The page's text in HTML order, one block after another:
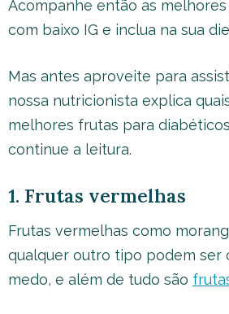
Acompanhe então as
com baixo IG e inclua na sua
Mas antes aproveite para
nossa nutricionista explica
melhores frutas para
continue a leitura.
1. Frutas vermelhas
Frutas vermelhas como
qualquer outro tipo podem ser
medo, e além de tudo são